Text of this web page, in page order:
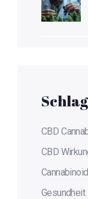
CBD
CBD
Cannabinoid
Gesundheit